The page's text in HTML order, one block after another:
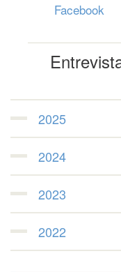
Facebook
2025
2024
2023
2022